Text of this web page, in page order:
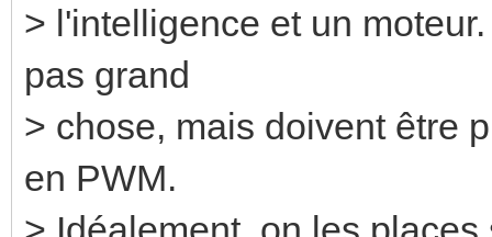
> l'intelligence et un
pas grand
> chose, mais doivent être
en PWM.